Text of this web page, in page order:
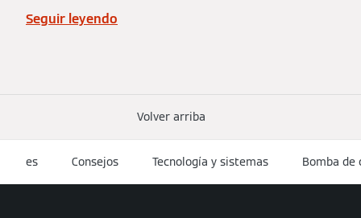
Seguir leyendo
Volver arriba
es Consejos Tecnología y sistemas Bomba de